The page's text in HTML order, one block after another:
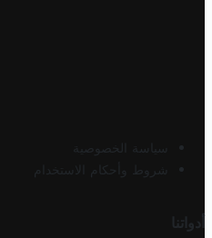
سياسة الخصوصية
شروط وأحكام الاستخدام
أدواتنا